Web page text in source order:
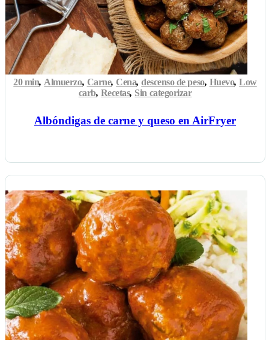
Albóndigas de carne y queso en AirFryer
20 min, Almuerzo, Carne, Cena,descenso de peso, Huevo,Low
carb, Recetas, Sin categorizar